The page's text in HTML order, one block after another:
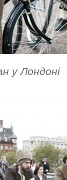
у Лондоні